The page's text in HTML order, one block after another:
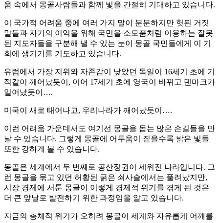
움 속에서 몽골사람들과 함께 빛을 간절히 기대하고 있습니다.
이 국가적 어려움 중에 여러 가지 말이 분분하지만 헛된 거짓
말들과 자기의 이익을 위해 국민을 소모품처럼 이용하는 잘못
된 지도자들을 구분해 낼 수 있는 눈이 몽골 국민들에게 이 기
회에 생기기를 기도하고 있습니다.
유럽에서 가장 지위와 자존감이 낮았던 독일이 16세기 초에 기
적같이 깨어났듯이, 이어 17세기 초에 영국이 바뀌고 덴마크가
일어났듯이….
미국이 새로 태어나고, 우리나라가 깨어났듯이….
이런 어려움 가운데서도 여기선 몽골을 돕는 많은 손길들을 만
날 수 있습니다. 그렇게 몽골에 어두움이 짙을수록 밝은 빛들
또한 강하게 볼 수 있습니다.
몽골은 세계에서 두 번째로 공산정권이 세워진 나라입니다. 그
런 몽골을 묶고 있던 허황된 굵은 쇠사슬에서는 풀려났지만,
시장 경제에 서툰 몽골이 이렇게 경제적 위기를 겪게 된 것은
더 큰 앞날로 발전하기 위한 과정임을 알고 있습니다.
지금의 총체적 위기가 오히려 몽골이 세계와 자유롭게 어깨를